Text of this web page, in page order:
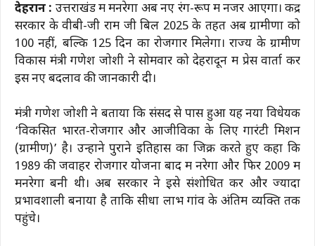
देहरादून : उत्तराखंड में मनरेगा अब नए रंग-रूप में नजर आएगा। केंद्र
सरकार के वीबी-जी राम जी बिल 2025 के तहत अब ग्रामीणों को
100 नहीं, बल्कि 125 दिन का रोजगार मिलेगा। राज्य के ग्रामीण
विकास मंत्री गणेश जोशी ने सोमवार को देहरादून में प्रेस वार्ता कर
इस नए बदलाव की जानकारी दी।
मंत्री गणेश जोशी ने बताया कि संसद से पास हुआ यह नया विधेयक
‘विकसित भारत-रोजगार और आजीविका के लिए गारंटी मिशन
(ग्रामीण)’ है। उन्होंने पुराने इतिहास का जिक्र करते हुए कहा कि
1989 की जवाहर रोजगार योजना बाद में नरेगा और फिर 2009 में
मनरेगा बनी थी। अब सरकार ने इसे संशोधित कर और ज्यादा
प्रभावशाली बनाया है ताकि सीधा लाभ गांव के अंतिम व्यक्ति तक
पहुंचे।